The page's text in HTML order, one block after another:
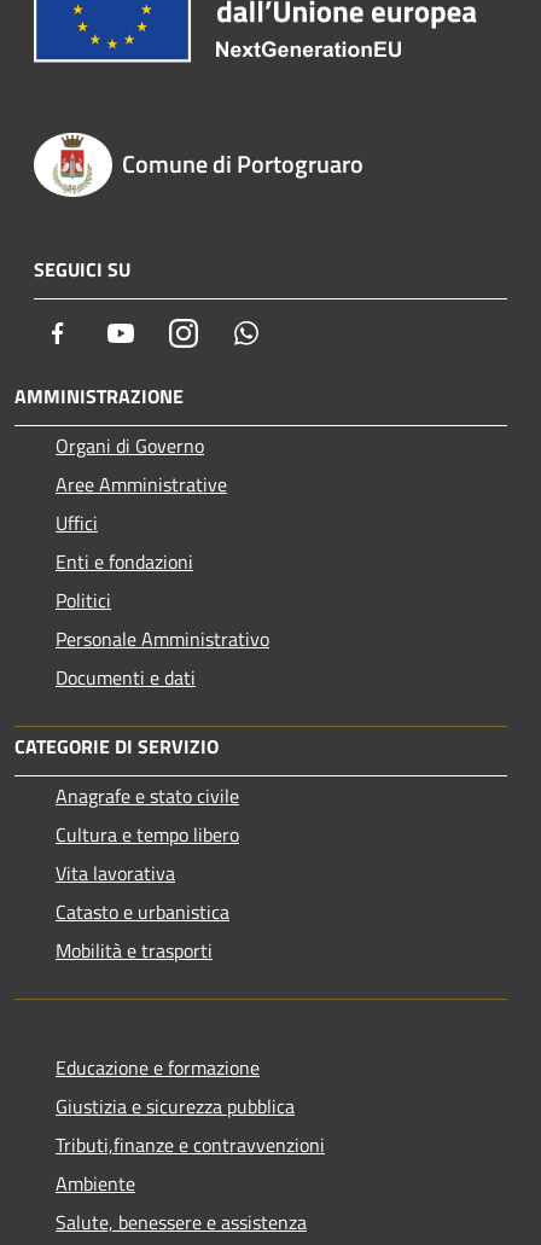
Comune di Portogruaro
SEGUICI SU
Facebook YoutubeInstagram
AMMINISTRAZIONE
Organi di Governo
Aree Amministrative
Uffici
Enti e fondazioni
Politici
Personale Amministrativo
Documenti e dati
CATEGORIE DI SERVIZIO
Anagrafe e stato civile
Cultura e tempo libero
Vita lavorativa
Catasto e urbanistica
Mobilità e trasporti
Educazione e formazione
Giustizia e sicurezza pubblica
Tributi,finanze e contravvenzioni
Ambiente
Salute, benessere e assistenza